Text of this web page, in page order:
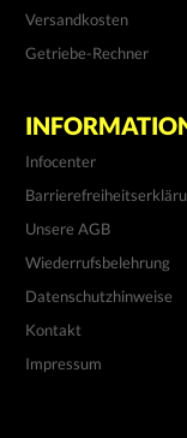
Versandkosten
Getriebe-Rechner
Infocenter
Unsere AGB
Wiederrufsbelehrung
Datenschutzhinweise
Kontakt
Impressum